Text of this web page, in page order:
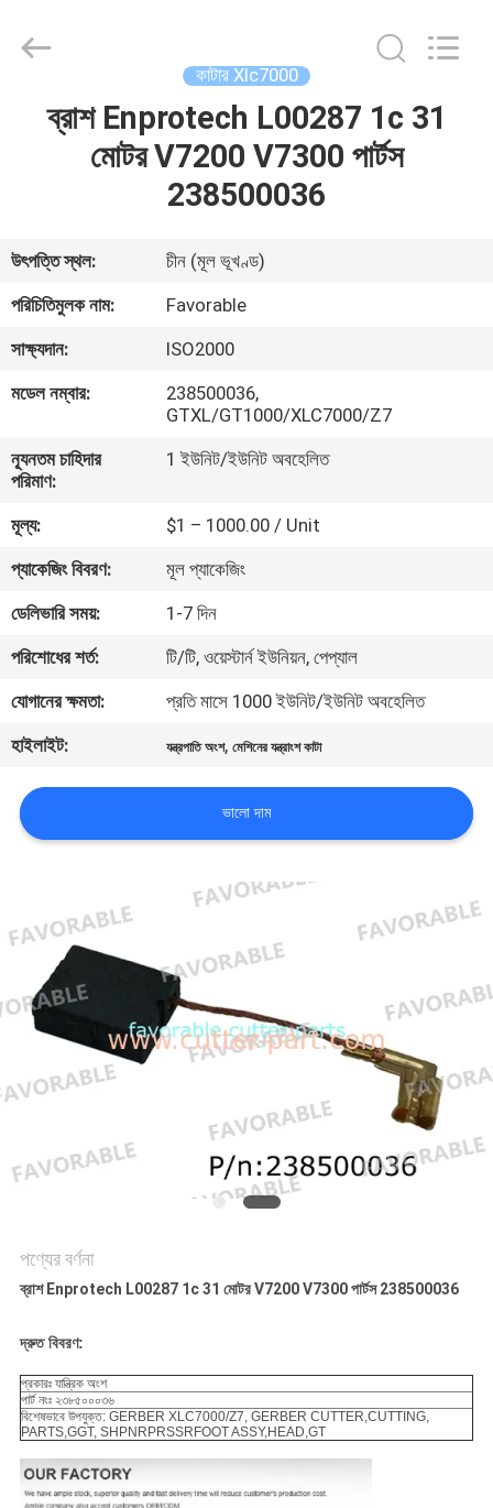
আমাদের
সম্পর্কে
কারখানা
ভ্রমণ
মান
নিয়ন্ত্রণ
যোগাযোগ
করুন
খবর
জন্য
আবেদন
সাইট
ম্যাপ
PRIVACY
POLICY
EQUIPMENT
CO.,LTD.
কাটার Xlc7000
ব্রাশ Enprotech L00287 1c 31
মোটর V7200 V7300 পার্টস
238500036
উৎপত্তি স্থল:
চীন (মূল ভূখণ্ড)
পরিচিতিমুলক নাম:
Favorable
সাক্ষ্যদান:
ISO2000
মডেল নম্বার:
238500036,
GTXL/GT1000/XLC7000/Z7
ন্যূনতম চাহিদার
পরিমাণ:
1 ইউনিট/ইউনিট অবহেলিত
মূল্য:
$1 – 1000.00 / Unit
প্যাকেজিং বিবরণ:
মূল প্যাকেজিং
ডেলিভারি সময়:
1-7 দিন
পরিশোধের শর্ত:
টি/টি, ওয়েস্টার্ন ইউনিয়ন, পেপ্যাল
যোগানের ক্ষমতা:
প্রতি মাসে 1000 ইউনিট/ইউনিট অবহেলিত
হাইলাইট:
যন্ত্রপাতি অংশ,মেশিনের যন্ত্রাংশ কাটা
ভালো দাম
পণ্যের বর্ণনা
ব্রাশ Enprotech L00287 1c 31 মোটর V7200 V7300 পার্টস 238500036
দ্রুত বিবরণ:
প্রকারঃ যান্ত্রিক অংশ
পার্ট নংঃ ২৩৮৫০০০৩৬
বিশেষভাবে উপযুক্ত: GERBER XLC7000/Z7, GERBER CUTTER,CUTTING,
PARTS,GGT, SHPNRPRSSRFOOT ASSY,HEAD,GT